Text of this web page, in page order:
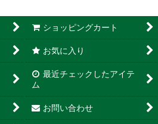
ショッピングカート
お気に入り
最近チェックしたアイテ
ム
お問い合わせ